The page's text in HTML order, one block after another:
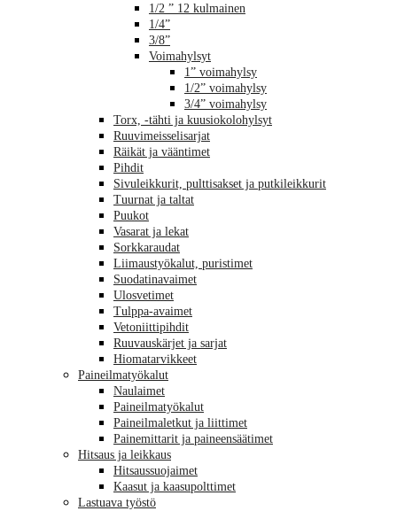
1/2 ” 12 kulmainen
1/4”
3/8”
Voimahylsyt
1” voimahylsy
1/2” voimahylsy
3/4” voimahylsy
Torx, -tähti ja kuusiokolohylsyt
Ruuvimeisselisarjat
Räikät ja vääntimet
Pihdit
Sivuleikkurit, pulttisakset ja putkileikkurit
Tuurnat ja taltat
Puukot
Vasarat ja lekat
Sorkkaraudat
Liimaustyökalut, puristimet
Suodatinavaimet
Ulosvetimet
Tulppa-avaimet
Vetoniittipihdit
Ruuvauskärjet ja sarjat
Hiomatarvikkeet
Paineilmatyökalut
Naulaimet
Paineilmatyökalut
Paineilmaletkut ja liittimet
Painemittarit ja paineensäätimet
Hitsaus ja leikkaus
Hitsaussuojaimet
Kaasut ja kaasupolttimet
Lastuava työstö